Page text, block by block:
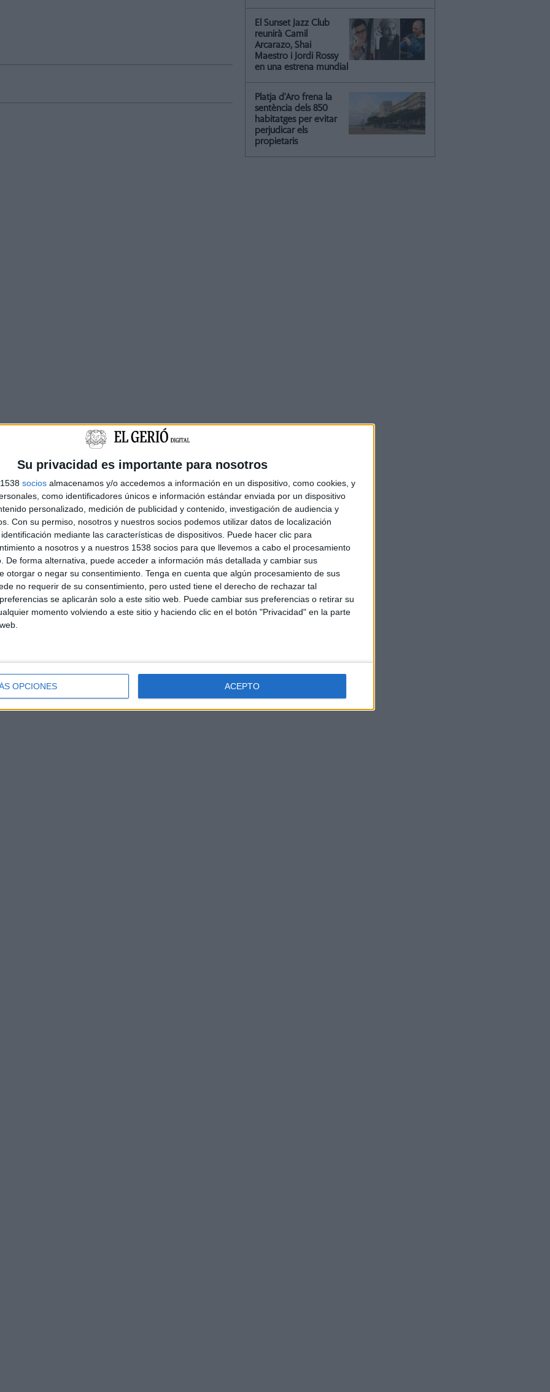
Su privacidad es importante para nosotros
socios almacenamos y/o accedemos a información en un dispositivo, como cookies, y
como identificadores únicos e información estándar enviada por un dispositivo
personalizado, medición de publicidad y contenido, investigación de audiencia y
Con su permiso, nosotros y nuestros socios podemos utilizar datos de localización
mediante las características de dispositivos. Puede hacer clic para
a nosotros y a nuestros 1538 socios para que llevemos a cabo el procesamiento
De forma alternativa, puede acceder a información más detallada y cambiar sus
otorgar o negar su consentimiento. Tenga en cuenta que algún procesamiento de sus
no requerir de su consentimiento, pero usted tiene el derecho de rechazar tal
se aplicarán solo a este sitio web. Puede cambiar sus preferencias o retirar su
momento volviendo a este sitio y haciendo clic en el botón "Privacidad" en la parte
OPCIONES ACEPTO
El Sunset Jazz Club
reunirà Camil
Arcarazo, Shai
Maestro i Jordi Rossy
en una estrena mundial
Platja d’Aro frena la
sentència dels 850
habitatges per evitar
perjudicar els
propietaris